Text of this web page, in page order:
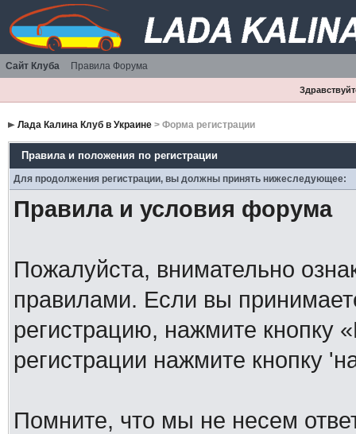
Сайт Клуба Правила Форума
Лада Калина Клуб в Украине> Форма регистрации
Правила и положения по регистрации
Для продолжения регистрации, вы должны принять нижеследующее:
Правила и условия форума
Пожалуйста, внимательно
правилами. Если вы
регистрацию, нажмите кнопку
регистрации нажмите кнопку
Помните, что мы не несем